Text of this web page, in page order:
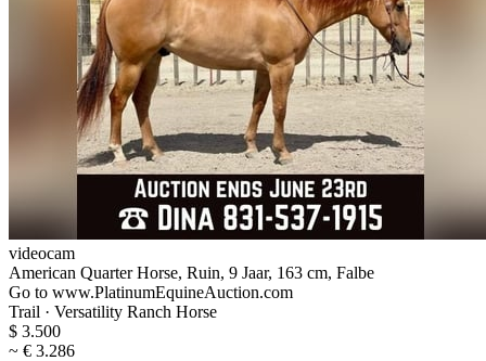
videocam
American Quarter Horse, Ruin, 9 Jaar, 163 cm, Falbe
Go to www.PlatinumEquineAuction.com
Trail · Versatility Ranch Horse
$ 3.500
~ € 3.286